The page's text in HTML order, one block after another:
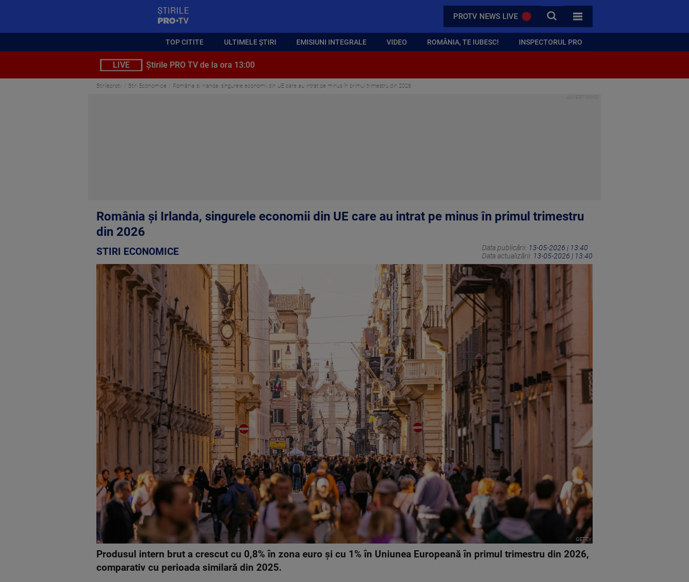
PROTV NEWS LIVE CAUTA
TOATE CATEGORIILE
TOP CITITE ULTIMELE ȘTIRI EMISIUNI INTEGRALE VIDEO ROMÂNIA, TE IUBESC! INSPECTORUL PRO
LIVE Știrile PRO TV de la ora 13:00
Stirileprotv Stiri Economice România şi Irlanda, singurele economii din UE care au intrat pe minus în primul trimestru din 2026
România şi Irlanda, singurele economii din UE care au intrat pe minus în primul trimestru
din 2026
STIRI ECONOMICE Data publicării: 13-05-2026 | 13:40
Data actualizării: 13-05-2026 | 13:40
GETTY
Produsul intern brut a crescut cu 0,8% în zona euro şi cu 1% în Uniunea Europeană în primul trimestru din 2026,
comparativ cu perioada similară din 2025.